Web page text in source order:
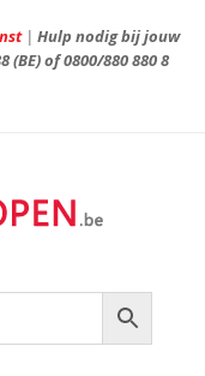
| Hulp nodig bij jouw
(BE) of0800/880 880 8